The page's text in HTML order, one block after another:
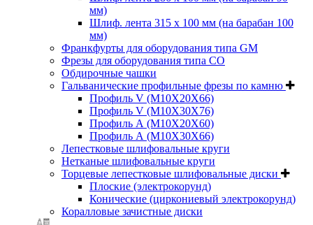
мм)
Шлиф. лента 315 х 100 мм (на барабан 100
мм)
Франкфурты для оборудования типа GM
Фрезы для оборудования типа СО
Обдирочные чашки
Гальванические профильные фрезы по камню
Профиль V (M10X20X66)
Профиль V (M10X30X76)
Профиль А (М10Х20Х60)
Профиль А (М10Х30Х66)
Лепестковые шлифовальные круги
Нетканые шлифовальные круги
Торцевые лепестковые шлифовальные диски
Плоские (электрокорунд)
Конические (циркониевый электрокорунд)
Коралловые зачистные диски